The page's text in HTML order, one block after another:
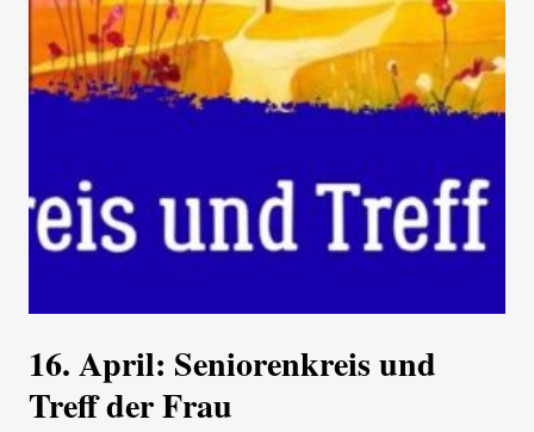
16. April: Seniorenkreis und
Treff der Frau